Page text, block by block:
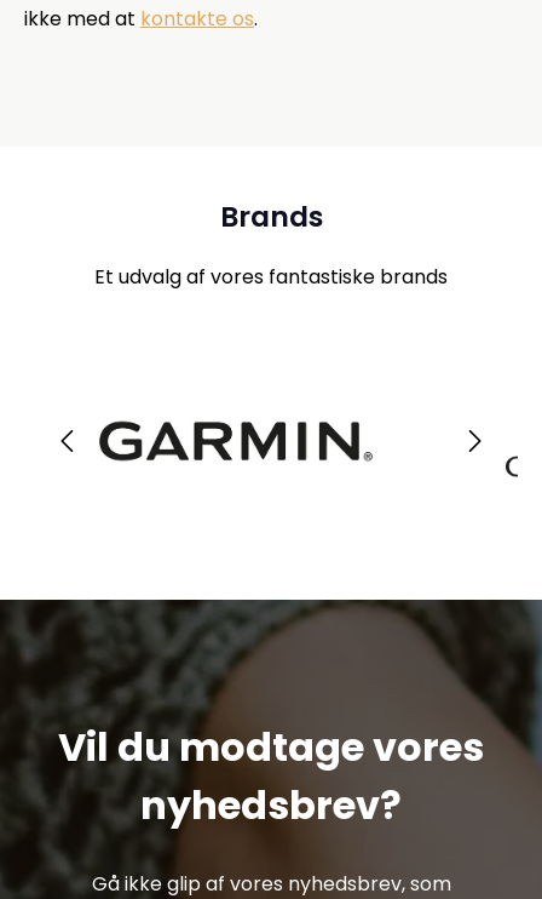
ikke med at kontakte os.
Brands
Et udvalg af vores fantastiske brands
Vil du modtage vores
nyhedsbrev?
Gå ikke glip af vores nyhedsbrev, som